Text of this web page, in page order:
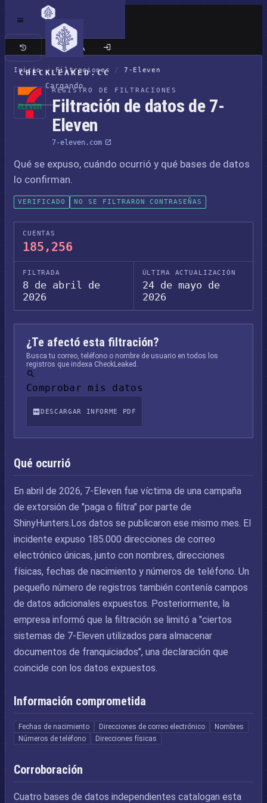
CHECKLEAKED.CC
Cargando
Sitio clásico
Inicio / Filtraciones / 7-Eleven
REGISTRO DE FILTRACIONES
Filtración de datos de 7-
Eleven
7-eleven.com
Qué se expuso, cuándo ocurrió y qué bases de datos
lo confirman.
VERIFICADO NO SE FILTRARON CONTRASEÑAS
CUENTAS
185,256
FILTRADA
8 de abril de
2026
ÚLTIMA ACTUALIZACIÓN
24 de mayo de
2026
¿Te afectó esta filtración?
Busca tu correo, teléfono o nombre de usuario en todos los
registros que indexa CheckLeaked.
Comprobar mis datos
DESCARGAR INFORME PDF
Qué ocurrió
En abril de 2026, 7-Eleven fue víctima de una campaña
de extorsión de "paga o filtra" por parte de
ShinyHunters.Los datos se publicaron ese mismo mes. El
incidente expuso 185.000 direcciones de correo
electrónico únicas, junto con nombres, direcciones
físicas, fechas de nacimiento y números de teléfono. Un
pequeño número de registros también contenía campos
de datos adicionales expuestos. Posteriormente, la
empresa informó que la filtración se limitó a "ciertos
sistemas de 7-Eleven utilizados para almacenar
documentos de franquiciados", una declaración que
coincide con los datos expuestos.
Información comprometida
Fechas de nacimiento Direcciones de correo electrónico
Nombres
Números de teléfono
Direcciones físicas
Corroboración
Cuatro bases de datos independientes catalogan esta